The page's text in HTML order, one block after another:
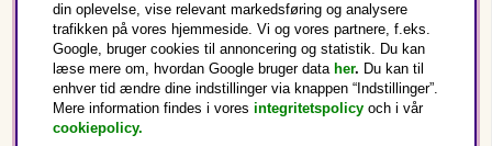
Dette er Rawfoodshop
Danmark
din oplevelse, vise relevant markedsføring og analysere
trafikken på vores hjemmeside. Vi og vores partnere, f.eks.
Google, bruger cookies til annoncering og statistik. Du kan
læse mere om, hvordan Google bruger data her. Du kan til
enhver tid ændre dine indstillinger via knappen “Indstillinger”.
Mere information findes i vores integritetspolicy och i vår
cookiepolicy.